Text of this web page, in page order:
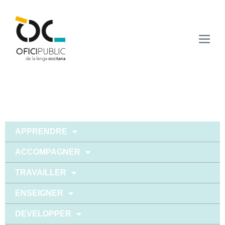
APPRENDRE
ACCOMPAGNER
TRAVAILLER
ENSEIGNER
DEVELOPPER